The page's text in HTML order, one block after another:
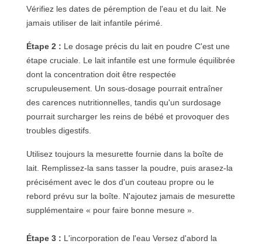
Vérifiez les dates de péremption de l'eau et du lait. Ne
jamais utiliser de lait infantile périmé.
Étape 2 : Le dosage précis du lait en poudre C'est une
étape cruciale. Le lait infantile est une formule équilibrée
dont la concentration doit être respectée
scrupuleusement. Un sous-dosage pourrait entraîner
des carences nutritionnelles, tandis qu'un surdosage
pourrait surcharger les reins de bébé et provoquer des
troubles digestifs.
Utilisez toujours la mesurette fournie dans la boîte de
lait. Remplissez-la sans tasser la poudre, puis arasez-la
précisément avec le dos d'un couteau propre ou le
rebord prévu sur la boîte. N'ajoutez jamais de mesurette
supplémentaire « pour faire bonne mesure ».
Étape 3 : L'incorporation de l'eau Versez d'abord la